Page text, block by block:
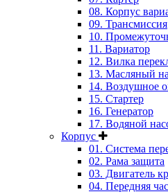
08. Корпус
09. Трансмиссия
10.
11. Вариатор
12. Вилка
13. Масляный
14. Воздушное
15. Стартер
16. Генератор
17. Водяной
Корпус
01. Система
02. Рама защита
03. Двигатель
04. Передняя